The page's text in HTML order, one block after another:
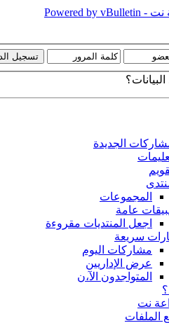
الجديدة
المجموعات
عامة
اجعل المنتديات مقروءة
سريعة
مشاركات اليوم
عرض الإداريين
المتواجدون الآ،ن
نت
الملفات